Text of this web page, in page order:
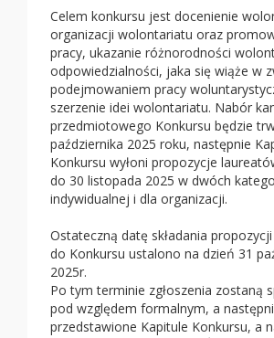
Celem konkursu jest docenienie
organizacji wolontariatu oraz
pracy, ukazanie różnorodności
odpowiedzialności, jaka się wiąże w
podejmowaniem pracy
szerzenie idei wolontariatu. Nabór
przedmiotowego Konkursu będzie
października 2025 roku, następnie
Konkursu wyłoni propozycje
do 30 listopada 2025 w dwóch
indywidualnej i dla organizacji.
Ostateczną datę składania
do Konkursu ustalono na dzień 31
2025r.
Po tym terminie zgłoszenia zostaną
pod względem formalnym, a
przedstawione Kapitule Konkursu, a